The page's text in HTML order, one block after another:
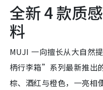
t
e
e
d
:
%
全新 4 款质
料
MUJI 一向擅长从大自然
柄行李箱”系列最新推出
棕、酒红与橙色，一亮相